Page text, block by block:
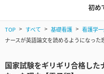
初め
TOP すべて 基礎看護 看護学
ナースが英語論文を読めるようになった
国家試験をギリギリ合格した